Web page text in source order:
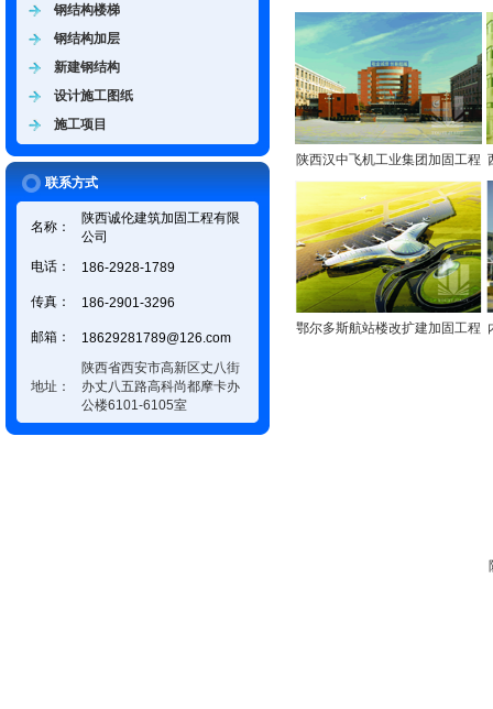
钢结构楼梯
钢结构加层
新建钢结构
设计施工图纸
施工项目
联系方式
名称：
陕西诚伦建筑加固工程有限
公司
电话：
186-2928-1789
传真： 186-2901-3296
邮箱： 18629281789@126.com
地址：
陕西省西安市高新区丈八街
办丈八五路高科尚都摩卡办
公楼6101-6105室
陕西汉中飞机工业集团加固工程
鄂尔多斯航站楼改扩建加固工程